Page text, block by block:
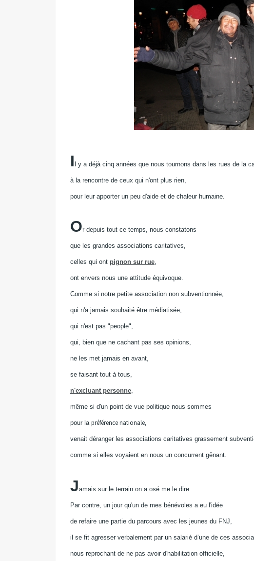
Il y a déjà cinq années que nous tournons dans les rues de la
à la rencontre de ceux qui n'ont plus rien,
pour leur apporter un peu d'aide et de chaleur humaine.
Or depuis tout ce temps, nous constatons
que les grandes associations caritatives,
celles qui ont pignon sur rue,
ont envers nous une attitude équivoque.
Comme si notre petite association non subventionnée,
qui n'a jamais souhaité être médiatisée,
qui n'est pas "people",
qui, bien que ne cachant pas ses opinions,
ne les met jamais en avant,
se faisant tout à tous,
n'excluant personne,
même si d'un point de vue politique nous sommes
pour la préférence nationale,
venait déranger les associations caritatives grassement
comme si elles voyaient en nous un concurrent gênant.
Jamais sur le terrain on a osé me le dire.
Par contre, un jour qu'un de mes bénévoles a eu l'idée
de refaire une partie du parcours avec les jeunes du FNJ,
il se fit agresser verbalement par un salarié d’une de ces
nous reprochant de ne pas avoir d'habilitation officielle,